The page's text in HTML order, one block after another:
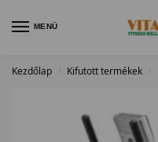
MENÜ
Kezdőlap / Kifutott termékek /